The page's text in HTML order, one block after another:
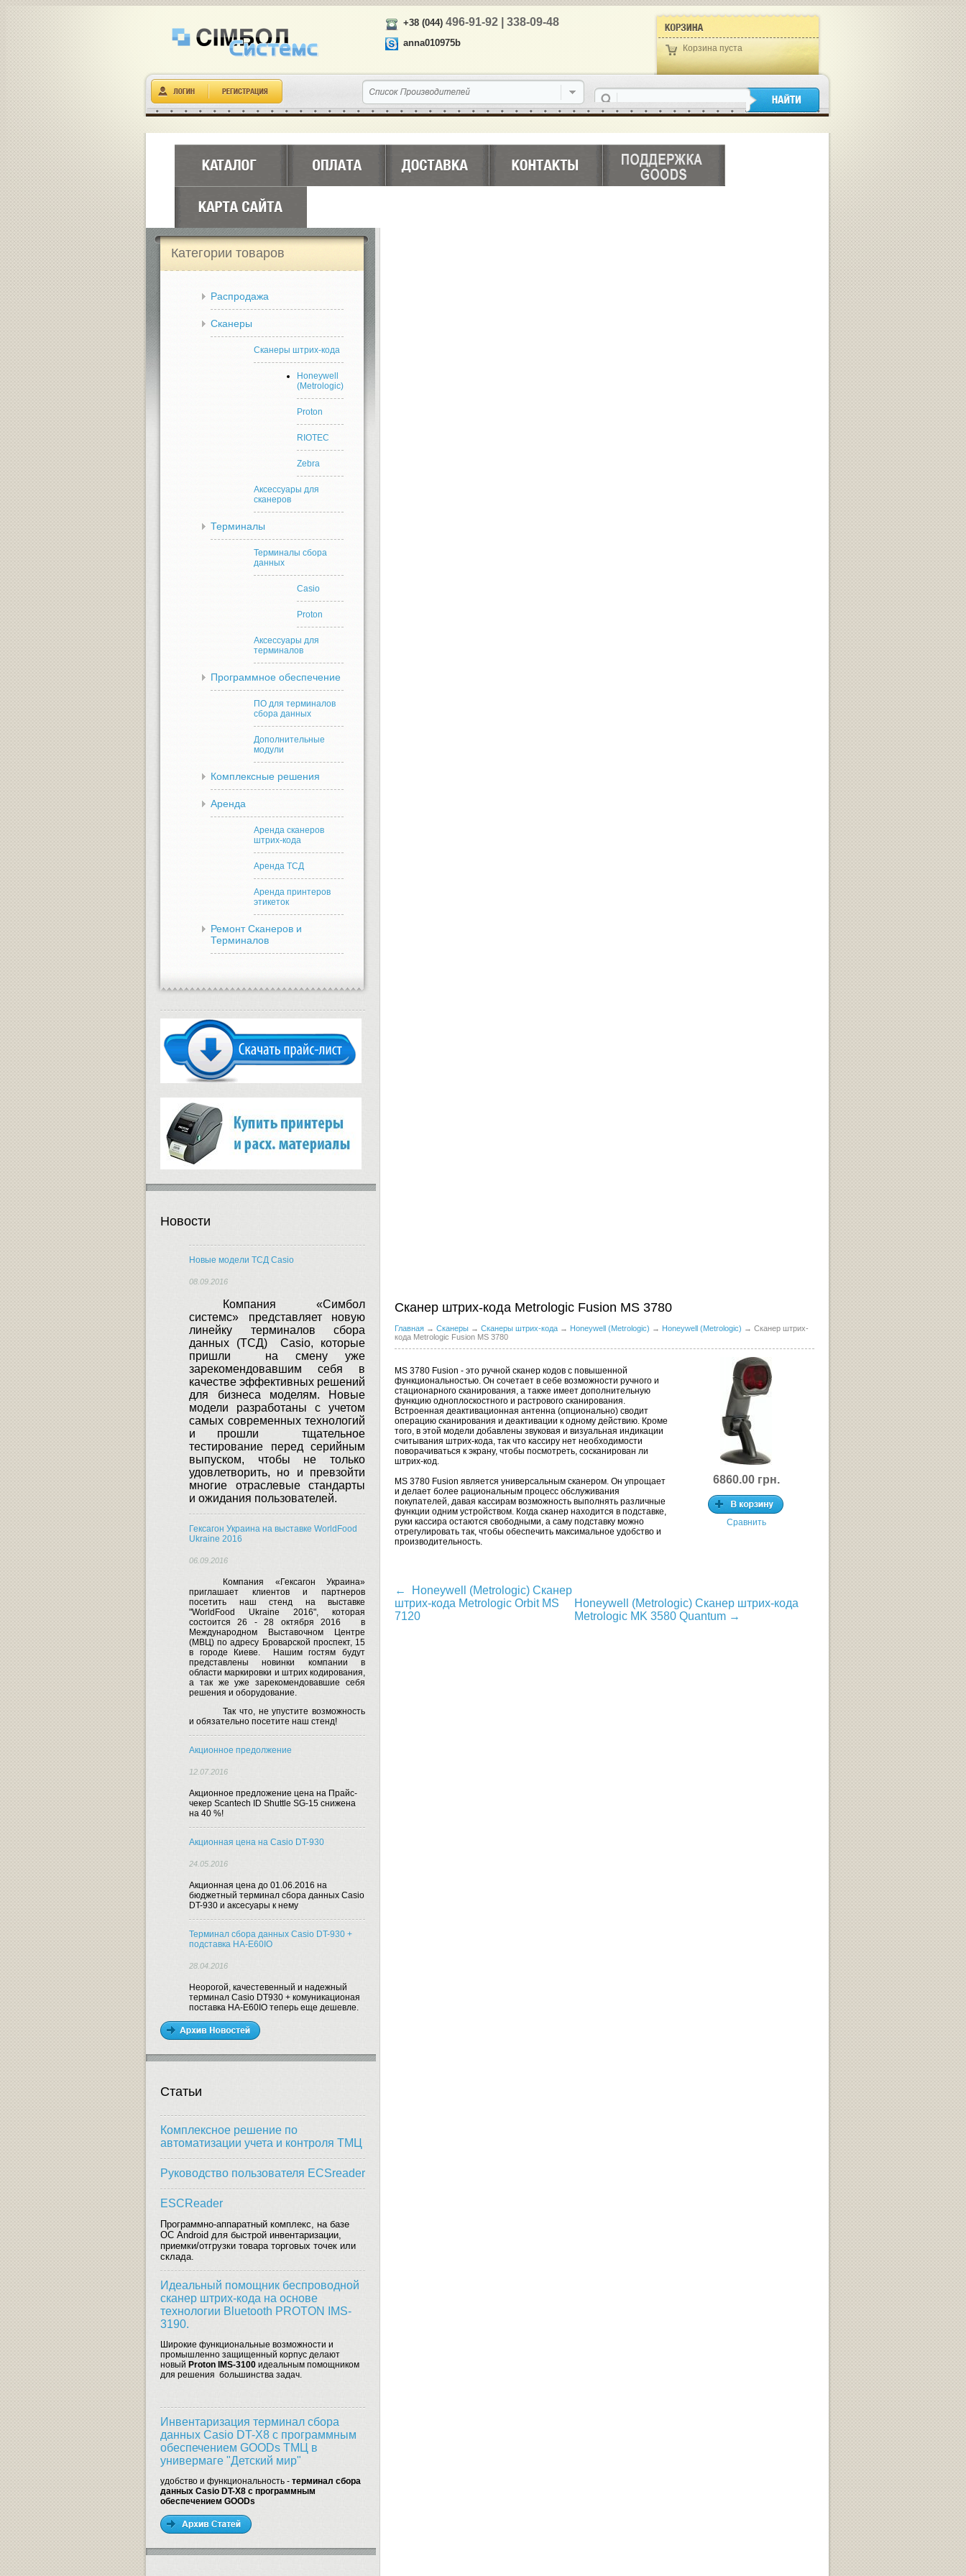
+38 (044) 496-91-92 | 338-09-48
anna010975b Корзина пуста
Категории товаров
Распродажа
Сканеры
Сканеры штрих-кода
Honeywell
(Metrologic)
Proton
RIOTEC
Zebra
Аксессуары для
сканеров
Терминалы
Терминалы сбора
данных
Casio
Proton
Аксессуары для
терминалов
Программное обеспечение
ПО для терминалов
сбора данных
Дополнительные
модули
Комплексные решения
Аренда
Аренда сканеров
штрих-кода
Аренда ТСД
Аренда принтеров
этикеток
Ремонт Сканеров и
Терминалов
Новости
Новые модели ТСД Casio
08.09.2016
Компания «Симбол
системс» представляет новую
линейку терминалов сбора
данных (ТСД)
Casio, которые
пришли
на смену уже
зарекомендовавшим себя в
качестве эффективных решений
для бизнеса моделям.
Новые
модели разработаны с учетом
самых современных технологий
и прошли
тщательное
тестирование перед серийным
выпуском, чтобы не только
удовлетворить, но и превзойти
многие отраслевые стандарты
и ожидания пользователей.
Гексагон Украина на выставке WorldFood
Ukraine 2016
06.09.2016
Компания «Гексагон Украина»
приглашает клиентов и партнеров
посетить наш стенд на выставке
"WorldFood Ukraine 2016", которая
состоится 26 - 28 октября 2016
в
Международном Выставочном Центре
(МВЦ) по адресу Броварской проспект, 15
в городе Киеве.
Нашим гостям будут
представлены новинки компании в
области маркировки и штрих кодирования,
а так же уже зарекомендовавшие себя
решения и оборудование.
Так что, не упустите возможность
и обязательно посетите наш стенд!
Акционное предолжение
12.07.2016
Акционное предложение цена на Прайс-
чекер Scantech ID Shuttle SG-15 снижена
на 40 %!
Акционная цена на Casio DT-930
24.05.2016
Акционная цена до 01.06.2016 на
бюджетный терминал сбора данных Casio
DT-930 и аксесуары к нему
Терминал сбора данных Casio DT-930 +
подставка HA-E60IO
28.04.2016
Неорогой, качестевенный и надежный
терминал Casio DT930 + комуникационая
поставка HA-E60IO теперь еще дешевле.
Статьи
Комплексное решение по
автоматизации учета и контроля ТМЦ
Руководство пользователя ECSreader
ESCReader
Программно-аппаратный комплекс, на базе
ОС Android для быстрой инвентаризации,
приемки/отгрузки товара торговых точек или
склада.
Идеальный помощник беспроводной
сканер штрих-кода на основе
технологии Bluetooth PROTON IMS-
3190.
Широкие функциональные возможности и
промышленно защищенный корпус делают
новый Proton IMS-3100 идеальным помощником
для решения большинства задач.
Инвентаризация терминал сбора
данных Casio DT-X8 с программным
обеспечением GOODs ТМЦ в
универмаге "Детский мир"
удобство и функциональность - терминал сбора
данных Casio DT-X8 с программным
обеспечением GOODs
Сканер штрих-кода Metrologic Fusion MS 3780
Главная → Сканеры → Сканеры штрих-кода → Honeywell (Metrologic) → Honeywell (Metrologic) → Сканер штрих-
кода Metrologic Fusion MS 3780
MS 3780 Fusion - это ручной сканер кодов с повышенной
функциональностью. Он сочетает в себе возможности ручного и
стационарного сканирования, а также имеет дополнительную
функцию одноплоскостного и растрового сканирования.
Встроенная деактивационная антенна (опционально) сводит
операцию сканирования и деактивации к одному действию. Кроме
того, в этой модели добавлены звуковая и визуальная индикации
считывания штрих-кода, так что кассиру нет необходимости
поворачиваться к экрану, чтобы посмотреть, сосканирован ли
штрих-код.
MS 3780 Fusion является универсальным сканером. Он упрощает
и делает более рациональным процесс обслуживания
покупателей, давая кассирам возможность выполнять различные
функции одним устройством. Когда сканер находится в подставке,
руки кассира остаются свободными, а саму подставку можно
отрегулировать так, чтобы обеспечить максимальное удобство и
производительность.
6860.00грн.
Сравнить
← Honeywell (Metrologic) Сканер
штрих-кода Metrologic Orbit MS
7120
Honeywell (Metrologic) Сканер штрих-кода
Metrologic MK 3580 Quantum →